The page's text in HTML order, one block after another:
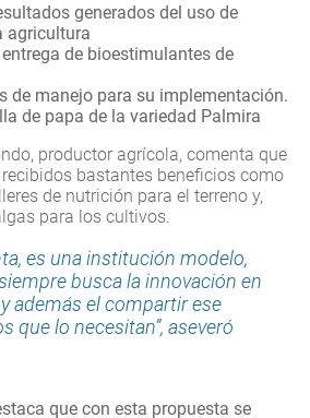
generados del uso de
agricultura
de bioestimulantes de
de manejo para su implementación.
de papa de la variedad Palmira
productor agrícola, comenta que
bastantes beneficios como
de nutrición para el terreno y,
para los cultivos.
es una institución modelo,
busca la innovación en
además el compartir ese
que lo necesitan”, aseveró
que con esta propuesta se